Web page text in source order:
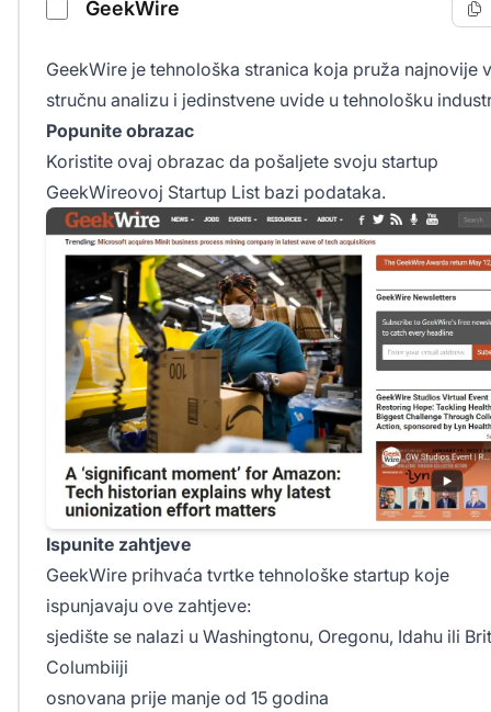
GeekWire
GeekWire je tehnološka stranica koja pruža najnovije
stručnu analizu i jedinstvene uvide u tehnološku
Popunite obrazac
Koristite ovaj obrazac da pošaljete svoju startup
GeekWireovoj Startup List bazi podataka.
Ispunite zahtjeve
GeekWire prihvaća tvrtke tehnološke startup koje
ispunjavaju ove zahtjeve:
sjedište se nalazi u Washingtonu, Oregonu, Idahu ili
Columbiiji
osnovana prije manje od 15 godina